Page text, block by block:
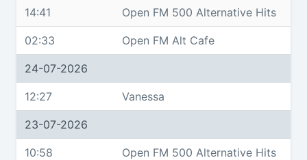
14:41 Open FM 500 Alternative Hits
02:33 Open FM Alt Cafe
24-07-2026
12:27 Vanessa
23-07-2026
10:58 Open FM 500 Alternative Hits